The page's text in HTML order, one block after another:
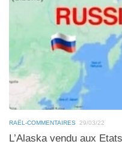
RAËL-COMMENTAIRES 29/03/22
L’Alaska vendu aux